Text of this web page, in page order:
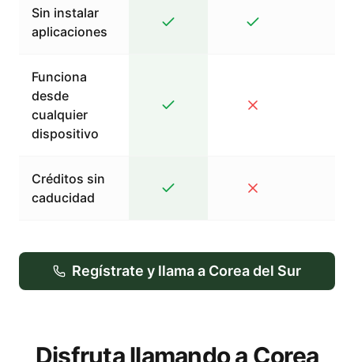
Sin instalar
aplicaciones
Funciona
desde
cualquier
dispositivo
Créditos sin
caducidad
Regístrate y llama a Corea del Sur
Disfruta llamando a Corea